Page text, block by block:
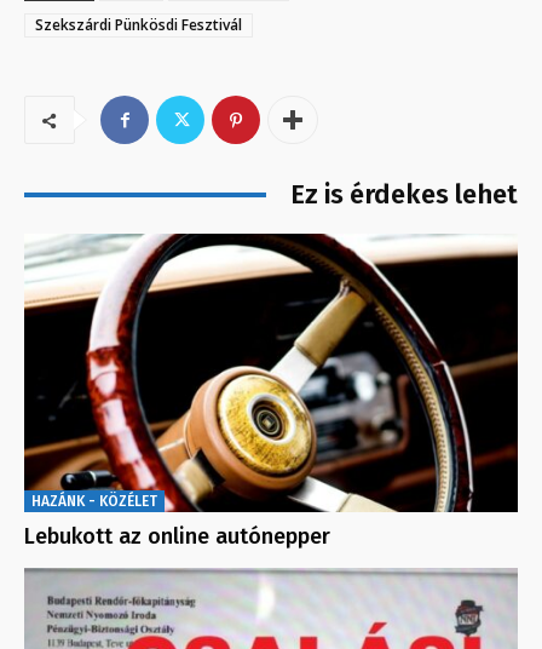
Szekszárdi Pünkösdi Fesztivál
Ez is érdekes lehet
HAZÁNK - KÖZÉLET
Lebukott az online autónepper